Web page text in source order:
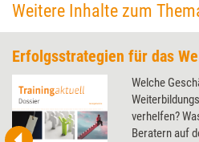
Weitere Inhalte zum
Erfolgsstrategien für das
Welche
verhelfen?
Beratern auf